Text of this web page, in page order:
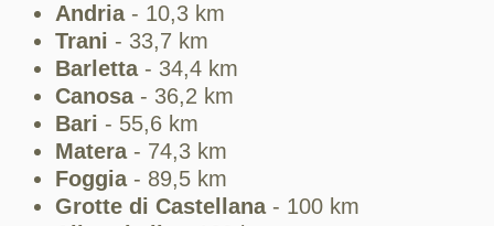
Andria- 10,3 km
Trani - 33,7 km
Barletta- 34,4 km
Canosa- 36,2 km
Bari - 55,6 km
Matera- 74,3 km
Foggia- 89,5 km
Grotte di Castellana- 100 km